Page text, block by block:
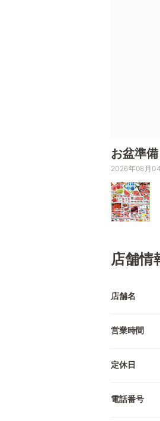
お盆準備
2026年08月
店舗情
店舗名
営業時間
定休日
電話番号